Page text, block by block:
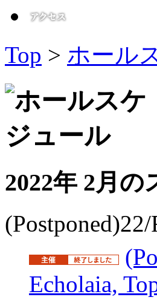
Top > ホール
2022年 2月
Echolaia,